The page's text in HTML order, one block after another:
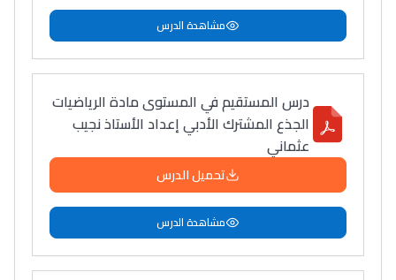
مشاهدة الدرس
درس المستقيم في المستوى مادة الرياضيات
الجذع المشترك الأدبي إعداد الأستاذ نجيب
عثماني
تحميل الدرس
مشاهدة الدرس